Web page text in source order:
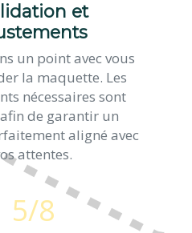
et
un point avec vous
la maquette. Les
nécessaires sont
de garantir un
aligné avec
attentes.
5/8